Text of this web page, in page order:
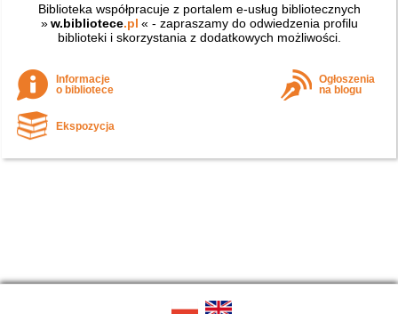
Biblioteka współpracuje z portalem e-usług bibliotecznych
» w.bibliotece.pl « - zapraszamy do odwiedzenia profilu
biblioteki i skorzystania z dodatkowych możliwości.
Informacje
o bibliotece
Ogłoszenia
na blogu
Ekspozycja